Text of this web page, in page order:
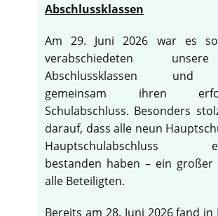
Abschlussklassen
Am 29. Juni 2026 war es
verabschiedeten
Abschlussklassen und
gemeinsam ihren
Schulabschluss. Besonders
darauf, dass alle neun
Hauptschulabschluss
bestanden haben – ein
alle Beteiligten.
Bereits am 28. Juni 2026 fand in